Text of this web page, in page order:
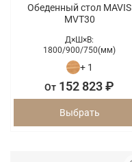
Обеденный стол MAVIS
MVT30
Д×Ш×В:
1800/900/750(мм)
+ 1
От 152 823 ₽
Выбрать